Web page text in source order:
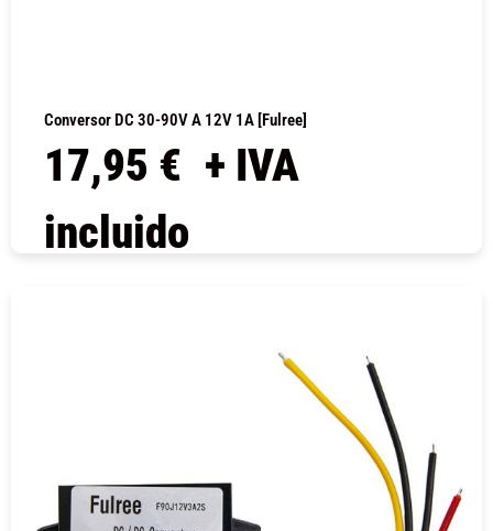
Conversor DC 30-90V A 12V 1A [Fulree]
17,95 € + IVA
incluido